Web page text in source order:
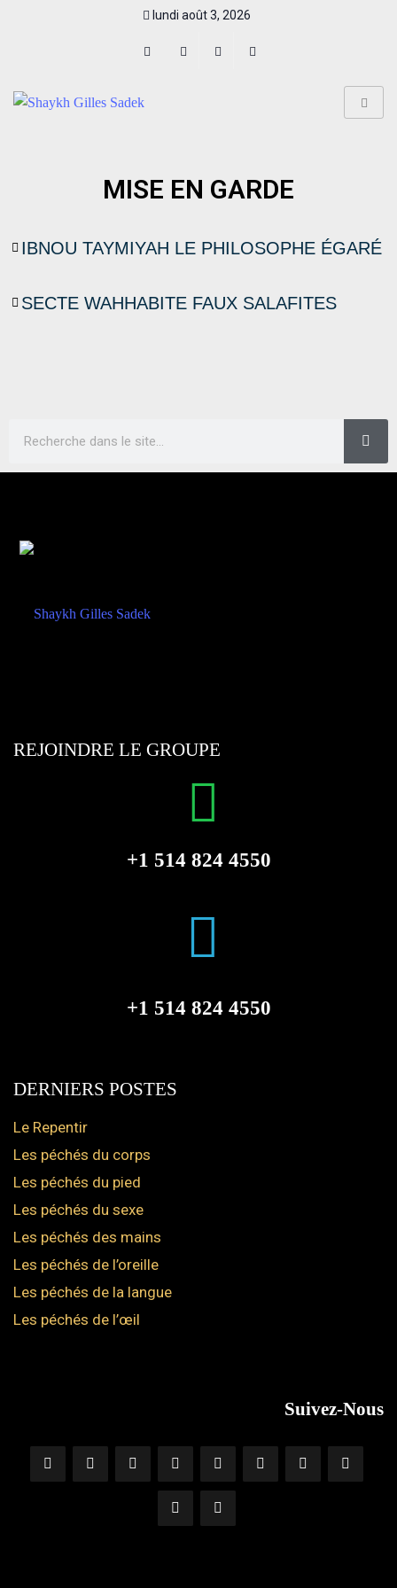
lundi août 3, 2026
MISE EN GARDE
IBNOU TAYMIYAH LE PHILOSOPHE ÉGARÉ
SECTE WAHHABITE FAUX SALAFITES
REJOINDRE LE GROUPE
+1 514 824 4550
+1 514 824 4550
DERNIERS POSTES
Le Repentir
Les péchés du corps
Les péchés du pied
Les péchés du sexe
Les péchés des mains
Les péchés de l’oreille
Les péchés de la langue
Les péchés de l’œil
Suivez-Nous